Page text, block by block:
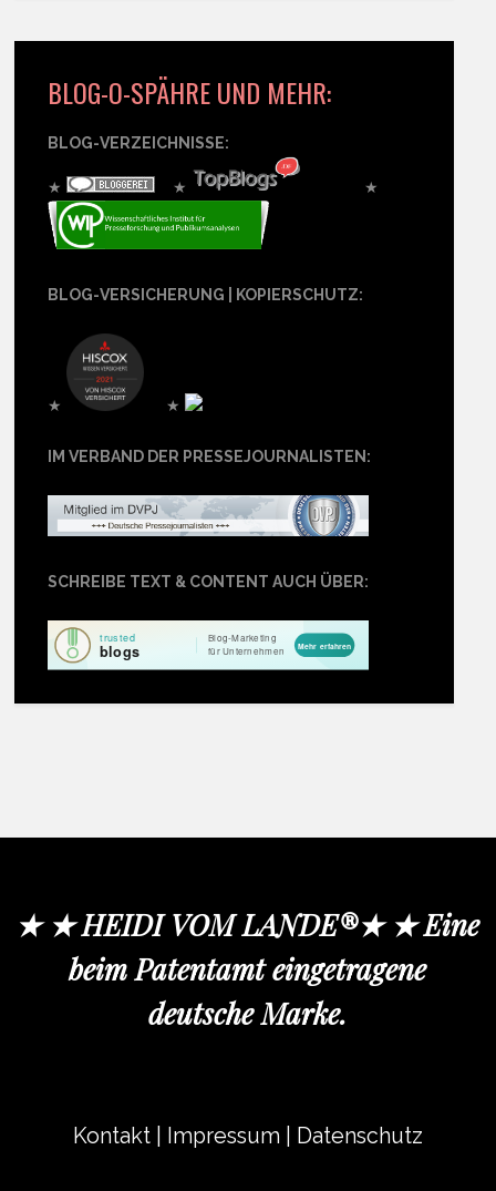
BLOG-O-SPÄHRE UND MEHR:
BLOG-VERZEICHNISSE:
★ ★ ★
BLOG-VERSICHERUNG | KOPIERSCHUTZ:
★ ★
IM VERBAND DER PRESSEJOURNALISTEN:
SCHREIBE TEXT & CONTENT AUCH ÜBER:
★ ★ HEIDI VOM LANDE®★ ★ Eine
beim Patentamt eingetragene
deutsche Marke.
Kontakt Impressum Datenschutz